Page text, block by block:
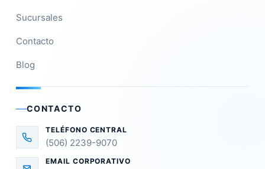
Sucursales
Contacto
Blog
CONTACTO
TELÉFONO CENTRAL
(506) 2239-9070
EMAIL CORPORATIVO